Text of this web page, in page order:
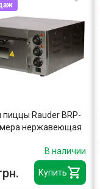
Купить
пиццы Rauder BRP-
нержавеющая
В наличии